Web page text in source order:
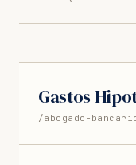
Gastos
/abogado-